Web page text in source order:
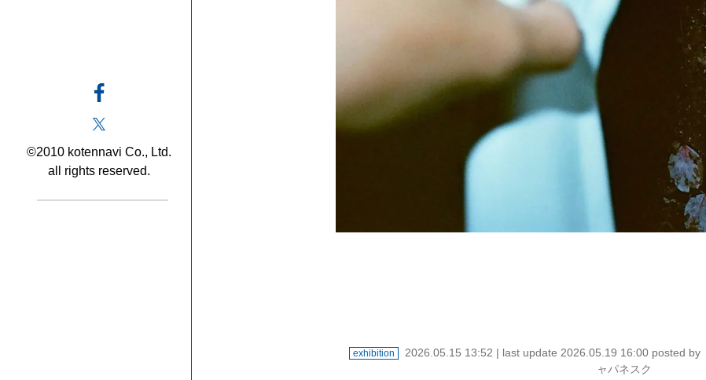
©2010 kotennavi Co., Ltd.
all rights reserved.
exhibition 2026.05.15 13:52 | last update 2026.05.19 16:00posted by
ャパネスク